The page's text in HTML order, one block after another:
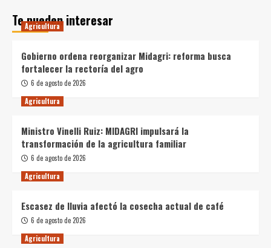
Te pueden interesar
Agricultura
Gobierno ordena reorganizar Midagri: reforma busca
fortalecer la rectoría del agro
6 de agosto de 2026
Agricultura
Ministro Vinelli Ruiz: MIDAGRI impulsará la
transformación de la agricultura familiar
6 de agosto de 2026
Agricultura
Escasez de lluvia afectó la cosecha actual de café
6 de agosto de 2026
Agricultura